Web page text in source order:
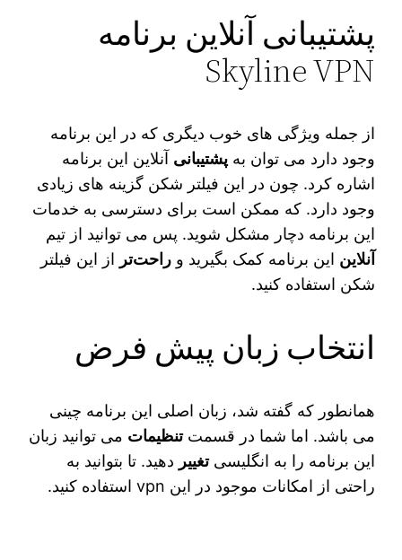
پشتیبانی آنلاین برنامه
Skyline VPN
از جمله ویژگی های خوب دیگری که در این برنامه
وجود دارد می‌ توان بهپشتیبانی آنلاین این برنامه
اشاره کرد. چون در این فیلتر شکن گزینه‌ های زیادی
وجود دارد. که ممکن است برای دسترسی به خدمات
این برنامه دچار مشکل شوید. پس می توانید از تیم
آنلاین این برنامه کمک بگیرید وراحت‌تر از این فیلتر
شکن استفاده کنید.
انتخاب زبان پیش فرض
همانطور که گفته شد، زبان اصلی این برنامه چینی
می‌ باشد. اما شما در قسمتتنظیمات می‌ توانید زبان
این برنامه را به انگلیسیتغییر دهید. تا بتوانید به
راحتی از امکانات موجود در این vpn استفاده کنید.